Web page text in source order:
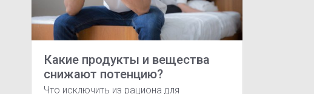
Какие продукты и вещества
снижают потенцию?
Что исключить из рациона для